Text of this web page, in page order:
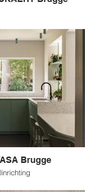
Brugge